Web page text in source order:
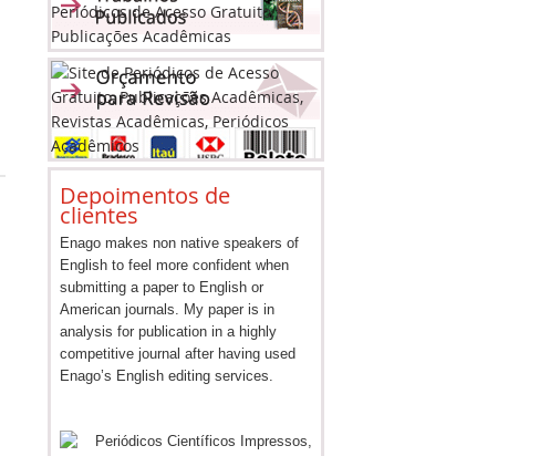
Depoimentos de
clientes
Enago makes non native speakers of
English to feel more confident when
submitting a paper to English or
American journals. My paper is in
analysis for publication in a highly
competitive journal after having used
Enago’s English editing services.